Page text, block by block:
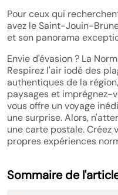
Pour ceux qui
avez le Saint-Jouin-
et son panorama
Envie d'évasion ? La
Respirez l'air iodé des
authentiques de la
paysages et imprégnez-
vous offre un voyage
une surprise. Alors,
une carte postale. Créez
propres expériences
Sommaire de